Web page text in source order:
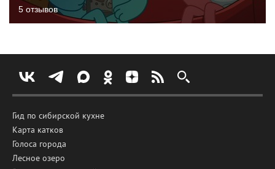
5 отзывов
Гид по сибирской кухне
Карта катков
Голоса города
Лесное озеро